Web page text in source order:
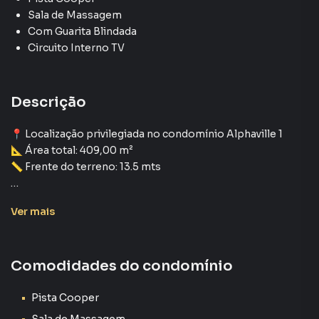
Sala de Massagem
Com Guarita Blindada
Circuito Interno TV
Descrição
📍 Localização privilegiada no condomínio Alphaville 1
📐 Área total: 409,00 m²
📏 Frente do terreno: 13.5 mts
condomínios mais desejados da região! Ideal para quem
✅ Condomínio com infraestrutura completa:
* Portaria 24h e segurança armada
* Área de lazer com piscina, academia, quadras
Ver mais
Comodidades do condomínio
Pista Cooper